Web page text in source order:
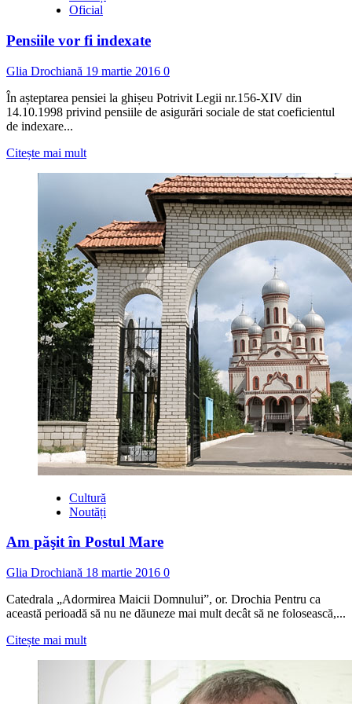
Oficial
Pensiile vor fi indexate
Glia Drochiană 19 martie 2016 0
În așteptarea pensiei la ghișeu Potrivit Legii nr.156-XIV din
14.10.1998 privind pensiile de asigurări sociale de stat coeficientul
de indexare...
Citește mai multRead
indexate
Cultură
Noutăți
Am păşit în Postul Mare
Glia Drochiană 18 martie 2016 0
Catedrala „Adormirea Maicii Domnului”, or. Drochia Pentru ca
această perioadă să nu ne dăuneze mai mult decât să ne folosească,...
Citește mai multRead
about
Am
păşit